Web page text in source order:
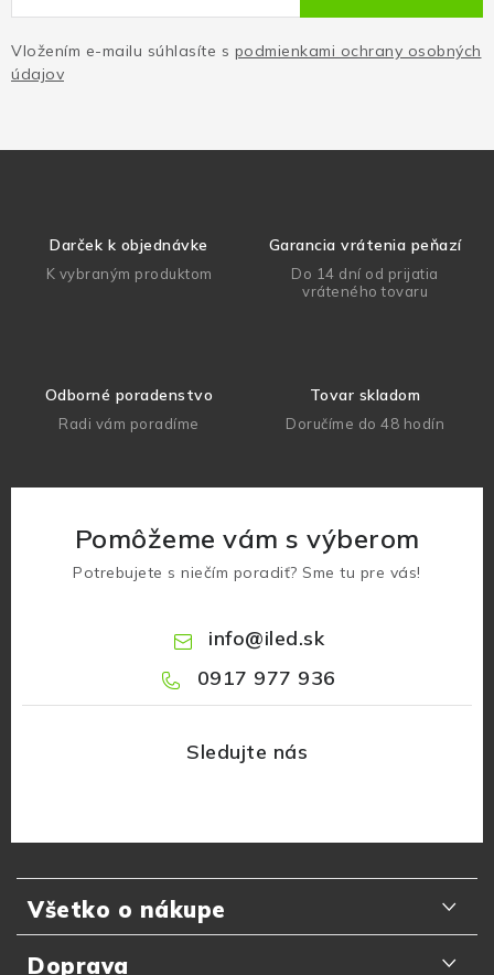
Vložením e-mailu súhlasíte s podmienkami ochrany osobných
údajov
Darček k objednávke
K vybraným produktom
Garancia vrátenia peňazí
Do 14 dní od prijatia
vráteného tovaru
Odborné poradenstvo
Radi vám poradíme
Tovar skladom
Doručíme do 48 hodín
Pomôžeme vám s výberom
Potrebujete s niečím poradiť? Sme tu pre vás!
info@iled.sk
0917 977 936
Všetko o nákupe
Odporúčania zákazníkov
Doprava